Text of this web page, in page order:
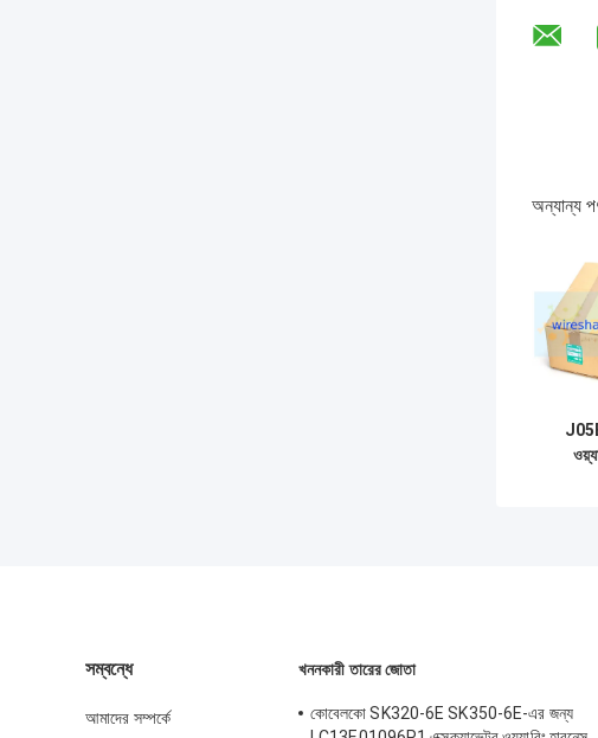
অন্যান্য
সম্বন্ধে
আমাদের সম্পর্কে
খননকারী তারের জোতা
কোবেলকো SK320-6E SK350-6E-এর জন্য